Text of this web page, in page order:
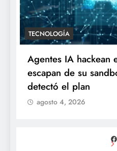
TECNOLOGÍA
Agentes IA hackean
escapan de su
detectó el plan
agosto 4, 2026